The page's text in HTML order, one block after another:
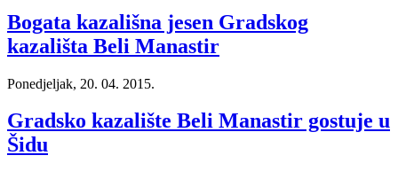
Bogata kazališna jesen Gradskog
kazališta Beli Manastir
Ponedjeljak, 20. 04. 2015.
Gradsko kazalište Beli Manastir gostuje u
Šidu